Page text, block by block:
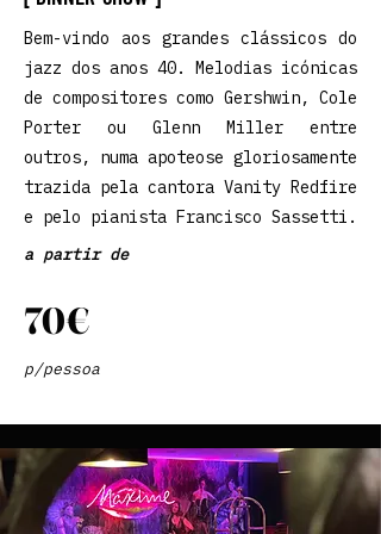
Bem-vindo aos grandes clássicos do
jazz dos anos 40. Melodias icónicas
de compositores como Gershwin, Cole
Porter ou Glenn Miller entre
outros, numa apoteose gloriosamente
trazida pela cantora Vanity Redfire
e pelo pianista Francisco Sassetti.
a partir de
70€
p/pessoa